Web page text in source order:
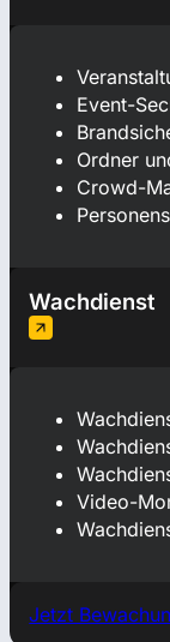
Event-
Ordner
Crowd-
Wachdienst
Video-
Jetzt